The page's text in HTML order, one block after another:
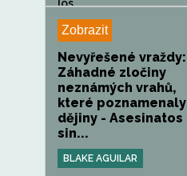
los...
Zobrazit
Nevyřešené vraždy:
Záhadné zločiny
neznámých vrahů,
které poznamenaly
dějiny - Asesinatos
sin...
BLAKE AGUILAR